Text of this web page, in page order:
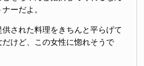
ーだよ。
供された料理をきちんと平らげて
けど、この女性に惚れそうで